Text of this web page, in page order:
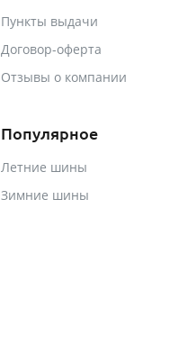
Пункты выдачи
Договор-оферта
Отзывы о компании
Популярное
Летние шины
Зимние шины